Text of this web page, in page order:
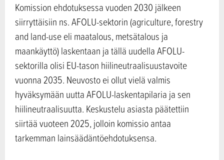
Komission ehdotuksessa vuoden 2030 jälkeen
siirryttäisiin ns. AFOLU-sektorin (agriculture, forestry
and land-use eli maatalous, metsätalous ja
maankäyttö) laskentaan ja tällä uudella AFOLU-
sektorilla olisi EU-tason hiilineutraalisuustavoite
vuonna 2035. Neuvosto ei ollut vielä valmis
hyväksymään uutta AFOLU-laskentapilaria ja sen
hiilineutraalisuutta. Keskustelu asiasta päätettiin
siirtää vuoteen 2025, jolloin komissio antaa
tarkemman lainsäädäntöehdotuksensa.